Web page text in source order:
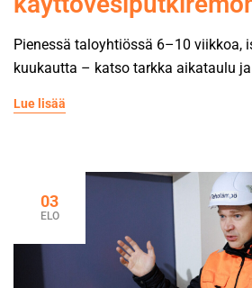
Pienessä taloyhtiössä 6–10 viikkoa,
kuukautta – katso tarkka aikataulu
Lue lisää
03
ELO